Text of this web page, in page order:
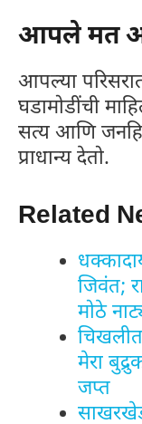
आपले मत
आपल्या
घडामोडींची
सत्य आणि
प्राधान्य देतो.
Related
जिवंत;
मोठे
मेरा
जप्त